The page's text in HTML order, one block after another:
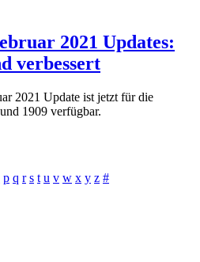
2021 Updates:
verbessert
2021 Update ist jetzt für die
1909 verfügbar.
p q r s t u v w x y z #